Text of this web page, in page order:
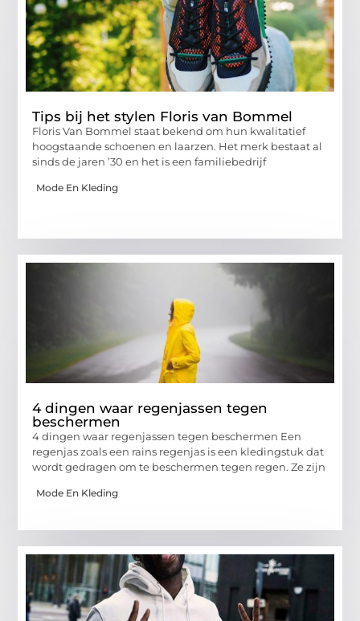
Tips bij het stylen Floris van Bommel
Floris Van Bommel staat bekend om hun kwalitatief
hoogstaande schoenen en laarzen. Het merk bestaat al
sinds de jaren ’30 en het is een familiebedrijf
Mode En Kleding
4 dingen waar regenjassen tegen
beschermen
4 dingen waar regenjassen tegen beschermen Een
regenjas zoals een rains regenjas is een kledingstuk dat
wordt gedragen om te beschermen tegen regen. Ze zijn
Mode En Kleding